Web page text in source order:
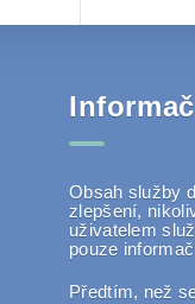
Obsah služby
zlepšení,
uživatelem
pouze
Předtím, než